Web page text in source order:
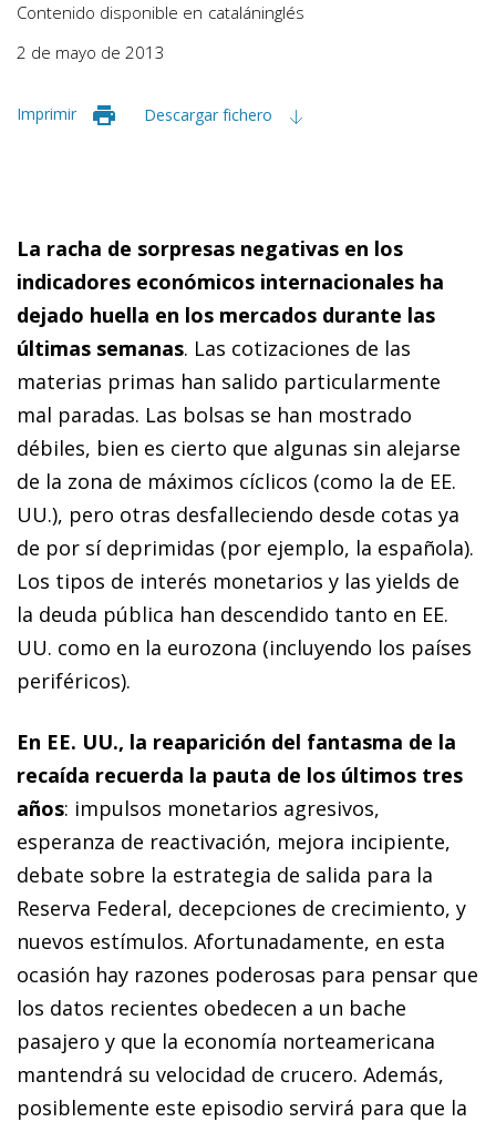
Contenido disponible en cataláninglés
2 de mayo de 2013
Imprimir Descargar fichero
La racha de sorpresas negativas en los
indicadores económicos internacionales ha
dejado huella en los mercados durante las
últimas semanas. Las cotizaciones de las
materias primas han salido particularmente
mal paradas. Las bolsas se han mostrado
débiles, bien es cierto que algunas sin alejarse
de la zona de máximos cíclicos (como la de EE.
UU.), pero otras desfalleciendo desde cotas ya
de por sí deprimidas (por ejemplo, la española).
Los tipos de interés monetarios y las yields de
la deuda pública han descendido tanto en EE.
UU. como en la eurozona (incluyendo los países
periféricos).
En EE. UU., la reaparición del fantasma de la
recaída recuerda la pauta de los últimos tres
años: impulsos monetarios agresivos,
esperanza de reactivación, mejora incipiente,
debate sobre la estrategia de salida para la
Reserva Federal, decepciones de crecimiento, y
nuevos estímulos. Afortunadamente, en esta
ocasión hay razones poderosas para pensar que
los datos re­­cientes obedecen a un bache
pasajero y que la economía norteamericana
mantendrá su velocidad de crucero. Además,
posiblemente este episodio servirá para que la